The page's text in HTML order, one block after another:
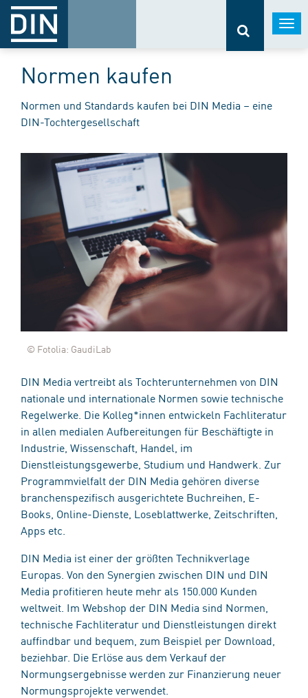
Normen kaufen
Normen und Standards kaufen bei DIN Media – eine
DIN-Tochtergesellschaft
© Fotolia: GaudiLab
DIN Media vertreibt als Tochterunternehmen von DIN
nationale und internationale Normen sowie technische
Regelwerke. Die Kolleg*innen entwickeln Fachliteratur
in allen medialen Aufbereitungen für Beschäftigte in
Industrie, Wissenschaft, Handel, im
Dienstleistungsgewerbe, Studium und Handwerk. Zur
Programmvielfalt der DIN Media gehören diverse
branchenspezifisch ausgerichtete Buchreihen, E-
Books, Online-Dienste, Loseblattwerke, Zeitschriften,
Apps etc.
DIN Media ist einer der größten Technikverlage
Europas. Von den Synergien zwischen DIN und DIN
Media profitieren heute mehr als 150.000 Kunden
weltweit. Im Webshop der DIN Media sind Normen,
technische Fachliteratur und Dienstleistungen direkt
auffindbar und bequem, zum Beispiel per Download,
beziehbar. Die Erlöse aus dem Verkauf der
Normungsergebnisse werden zur Finanzierung neuer
Normungsprojekte verwendet.